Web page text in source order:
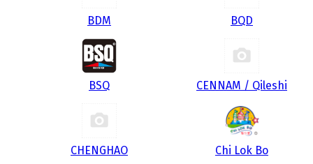
BDM BQD
BSQ CENNAM / Qileshi
CHENGHAO Chi Lok Bo